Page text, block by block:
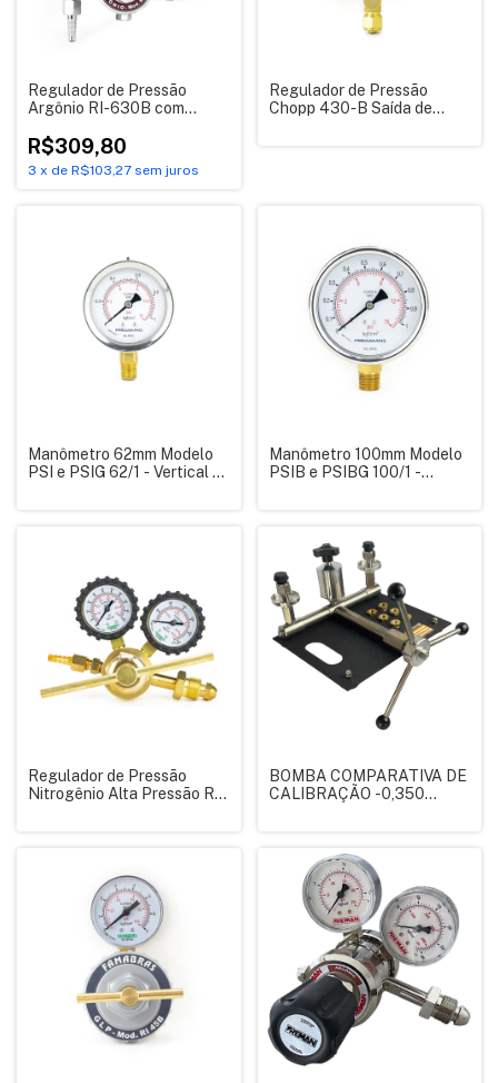
Regulador de Pressão
Argônio RI-630B com
R$309,80
3 x de R$103,27 sem juros
Regulador de Pressão
Chopp 430-B Saída de
Manômetro 62mm Modelo
PSI e PSIG 62/1 - Vertical R.
Manômetro 100mm Modelo
PSIB e PSIBG 100/1 -
Regulador de Pressão
Nitrogênio Alta Pressão RI-
BOMBA COMPARATIVA DE
CALIBRAÇÃO -0,350